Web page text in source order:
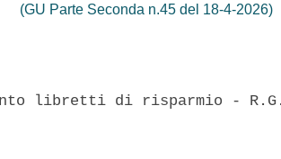
(GU Parte Seconda n.45 del 18-4-2026)
libretti di risparmio -